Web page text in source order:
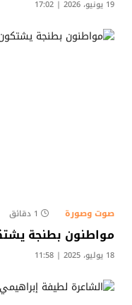
19 يونيو، 2026 | 17:02
صوت وصورة 1 دقائق
مواطنون بطنجة
18 يوليو، 2025 | 11:58